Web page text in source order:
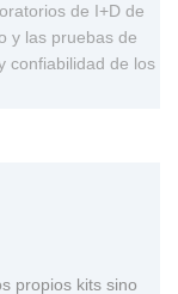
de I+D de
y las pruebas de
confiabilidad de los
propios kits sino